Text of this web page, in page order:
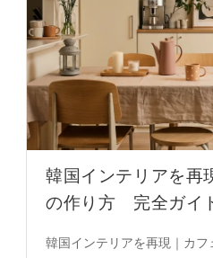
韓国インテリアを再
の作り方 完全ガイ
韓国インテリアを再現｜カ